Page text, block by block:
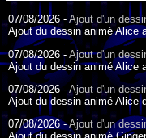
07/08/2026 - Ajout d'un
Ajout du dessin animé Alice
07/08/2026 - Ajout d'un
Ajout du dessin animé Alice
07/08/2026 -Ajout d'un
Ajout du dessin animé Alice
07/08/2026 -Ajout d'un